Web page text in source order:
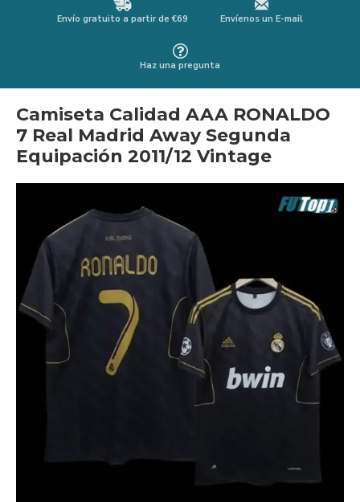
Envío gratuito a partir de €69 Envíenos un E-mail
Haz una pregunta
Camiseta Calidad AAA RONALDO
7 Real Madrid Away Segunda
Equipación 2011/12 Vintage